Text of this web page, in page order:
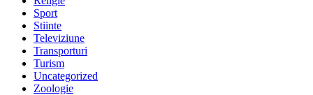
Sport
Stiinte
Televiziune
Transporturi
Turism
Uncategorized
Zoologie